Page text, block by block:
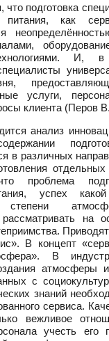
что подготовка
питания, как
И,
услуги,
клиента (Перов
анализ
в различных
проблема
успех
степени
рассматривать на
В концепт
В
атмосферы
с
знаний
сервиса.
вежливое
учесть его